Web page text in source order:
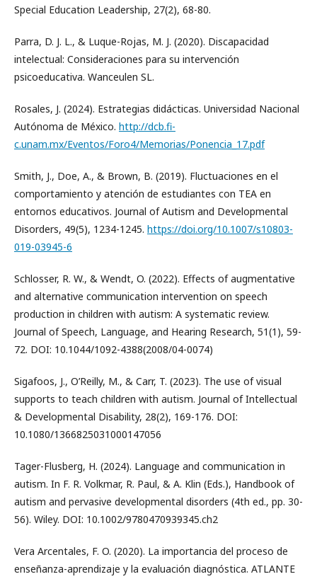
Special Education Leadership, 27(2), 68-80.
Parra, D. J. L., & Luque-Rojas, M. J. (2020). Discapacidad
intelectual: Consideraciones para su intervención
psicoeducativa. Wanceulen SL.
Rosales, J. (2024). Estrategias didácticas. Universidad Nacional
Autónoma de México. http://dcb.fi-
c.unam.mx/Eventos/Foro4/Memorias/Ponencia_17.pdf
Smith, J., Doe, A., & Brown, B. (2019). Fluctuaciones en el
comportamiento y atención de estudiantes con TEA en
entornos educativos. Journal of Autism and Developmental
Disorders, 49(5), 1234-1245. https://doi.org/10.1007/s10803-
019-03945-6
Schlosser, R. W., & Wendt, O. (2022). Effects of augmentative
and alternative communication intervention on speech
production in children with autism: A systematic review.
Journal of Speech, Language, and Hearing Research, 51(1), 59-
72. DOI: 10.1044/1092-4388(2008/04-0074)
Sigafoos, J., O’Reilly, M., & Carr, T. (2023). The use of visual
supports to teach children with autism. Journal of Intellectual
& Developmental Disability, 28(2), 169-176. DOI:
10.1080/1366825031000147056
Tager-Flusberg, H. (2024). Language and communication in
autism. In F. R. Volkmar, R. Paul, & A. Klin (Eds.), Handbook of
autism and pervasive developmental disorders (4th ed., pp. 30-
56). Wiley. DOI: 10.1002/9780470939345.ch2
Vera Arcentales, F. O. (2020). La importancia del proceso de
enseñanza-aprendizaje y la evaluación diagnóstica. ATLANTE